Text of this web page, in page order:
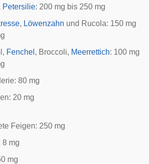
Petersilie: 200 mg bis 250 mg
, Löwenzahn und Rucola: 150 mg
, Fenchel , Broccoli, Meerrettich: 100 mg
: 80 mg
: 20 mg
Feigen: 250 mg
8 mg
mg